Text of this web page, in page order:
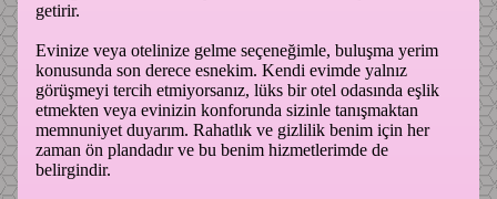
getirir.
Evinize veya otelinize gelme seçeneğimle, buluşma yerim
konusunda son derece esnekim. Kendi evimde yalnız
görüşmeyi tercih etmiyorsanız, lüks bir otel odasında eşlik
etmekten veya evinizin konforunda sizinle tanışmaktan
memnuniyet duyarım. Rahatlık ve gizlilik benim için her
zaman ön plandadır ve bu benim hizmetlerimde de
belirgindir.